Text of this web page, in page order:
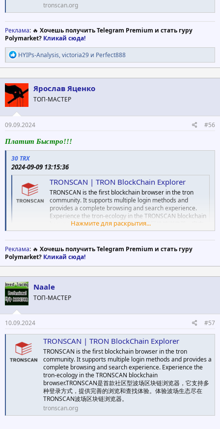
tronscan.org
Реклама: 🔥 Хочешь получить Telegram Premium и стать гуру
Polymarket? Кликай сюда!
Р
е
а
к
ц
и
и
:
HYIPs-Analysis,victoria29 и Perfect888
Ярослав Яценко
ТОП-МАСТЕР
09.09.2024 #56
Платит Быстро!!!
30 TRX
2024-09-09 13:15:36
TRONSCAN | TRON BlockChain Explorer
TRONSCAN is the first blockchain browser in the tron
community. It supports multiple login methods and
provides a complete browsing and search experience.
Experience the tron-ecology in the TRONSCAN blockchain
browser.TRONSCAN是首款社区型波场区块链浏览器，它支
持多种登录方式，提供完善的浏览和查找体验。体验波场生
态尽在TRONSCAN波场区块链浏览器。
tronscan.org
Нажмите для раскрытия...
Реклама: 🔥 Хочешь получить Telegram Premium и стать гуру
Polymarket? Кликай сюда!
Naale
ТОП-МАСТЕР
10.09.2024 #57
TRONSCAN | TRON BlockChain Explorer
TRONSCAN is the first blockchain browser in the tron
community. It supports multiple login methods and provides a
complete browsing and search experience. Experience the
tron-ecology in the TRONSCAN blockchain
browser.TRONSCAN是首款社区型波场区块链浏览器，它支持多
种登录方式，提供完善的浏览和查找体验。体验波场生态尽在
TRONSCAN波场区块链浏览器。
tronscan.org